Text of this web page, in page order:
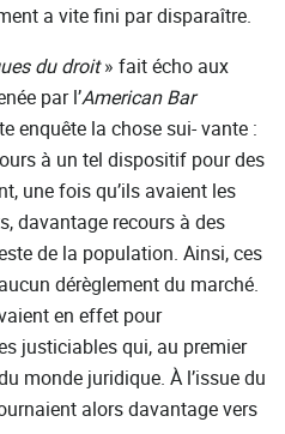
a vite fini par disparaître.
du droit» fait écho aux
par l’American Bar
enquête la chose sui- vante :
à un tel dispositif pour des
une fois qu’ils avaient les
davantage recours à des
de la population. Ainsi, ces
dérèglement du marché.
en effet pour
justiciables qui, au premier
monde juridique. À l’issue du
alors davantage vers